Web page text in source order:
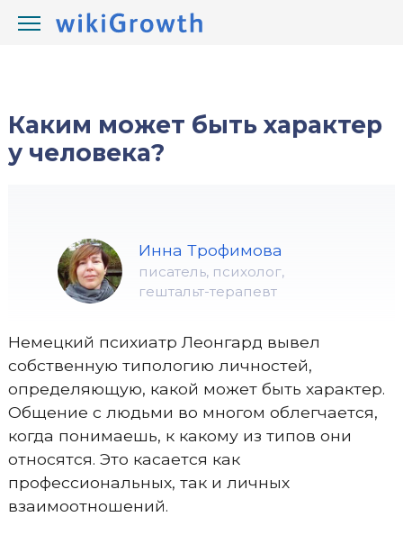
wikiGrowth.com / Психология
Каким может быть характер
у человека?
Инна Трофимова
писатель, психолог,
гештальт-терапевт
Немецкий психиатр Леонгард вывел
собственную типологию личностей,
определяющую, какой может быть характер.
Общение с людьми во многом облегчается,
когда понимаешь, к какому из типов они
относятся. Это касается как
профессиональных, так и личных
взаимоотношений.